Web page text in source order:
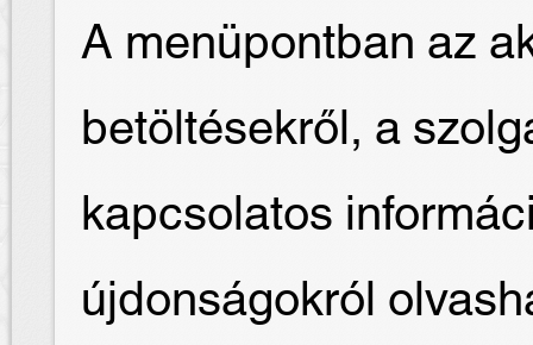
A menüpontban az
betöltésekről, a
kapcsolatos
újdonságokról